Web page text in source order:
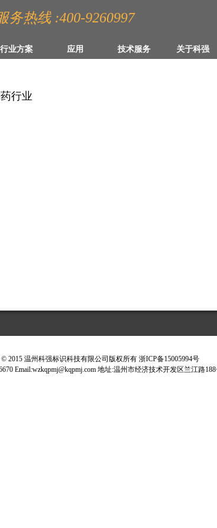
务热线 :400-9260997
行业方案 应用 技术服务 关于科强
行业
© 2015 温州科强标识科技有限公司版权所有 浙ICP备15005994号
Email:wzkqpmj@kqpmj.com 地址:温州市经济技术开发区兰江路